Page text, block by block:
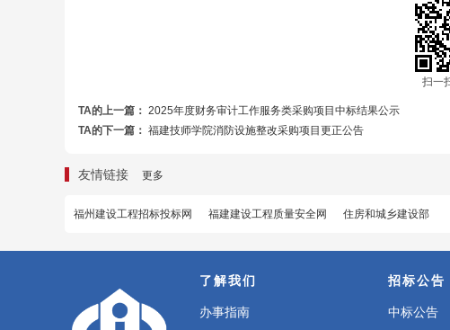
扫一
TA的上一篇： 2025年度财务审计工作服务类采购项目中标结果公示
TA的下一篇： 福建技师学院消防设施整改采购项目更正公告
友情链接 更多
福州建设工程招标投标网 福建建设工程质量安全网 住房和城乡建设部
了解我们
办事指南
招标公告
中标公告